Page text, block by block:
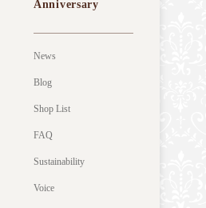
Anniversary
News
Blog
Shop List
FAQ
Sustainability
Voice